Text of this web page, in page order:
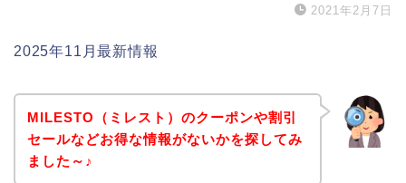
2021年2月7日
2025年11月最新情報
MILESTO（ミレスト）のクーポンや割引
セールなどお得な情報がないかを探してみ
ました～♪